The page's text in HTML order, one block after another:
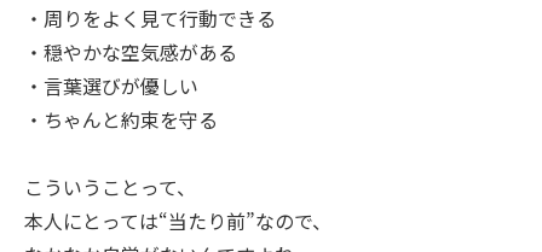
・周りをよく見て行動できる
・穏やかな空気感がある
・言葉選びが優しい
・ちゃんと約束を守る
こういうことって、
本人にとっては“当たり前”なので、